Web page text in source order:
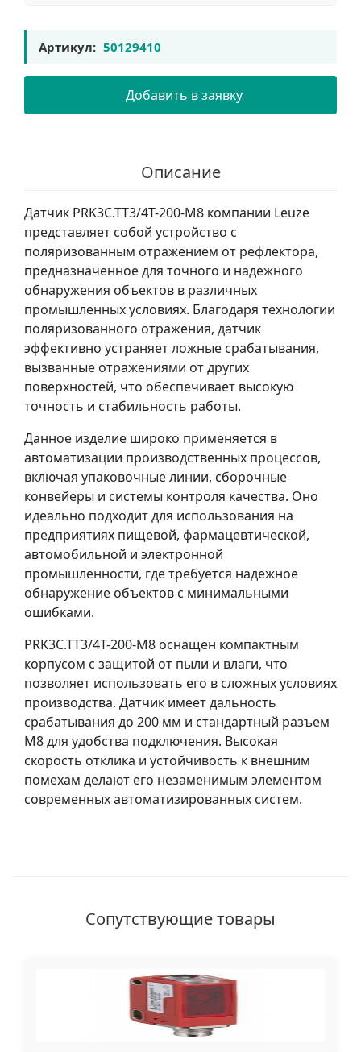
Артикул: 50129410
Добавить в заявку
Описание
Датчик PRK3C.TT3/4T-200-M8 компании Leuze
представляет собой устройство с
поляризованным отражением от рефлектора,
предназначенное для точного и надежного
обнаружения объектов в различных
промышленных условиях. Благодаря технологии
поляризованного отражения, датчик
эффективно устраняет ложные срабатывания,
вызванные отражениями от других
поверхностей, что обеспечивает высокую
точность и стабильность работы.
Данное изделие широко применяется в
автоматизации производственных процессов,
включая упаковочные линии, сборочные
конвейеры и системы контроля качества. Оно
идеально подходит для использования на
предприятиях пищевой, фармацевтической,
автомобильной и электронной
промышленности, где требуется надежное
обнаружение объектов с минимальными
ошибками.
PRK3C.TT3/4T-200-M8 оснащен компактным
корпусом с защитой от пыли и влаги, что
позволяет использовать его в сложных условиях
производства. Датчик имеет дальность
срабатывания до 200 мм и стандартный разъем
M8 для удобства подключения. Высокая
скорость отклика и устойчивость к внешним
помехам делают его незаменимым элементом
современных автоматизированных систем.
Сопутствующие товары